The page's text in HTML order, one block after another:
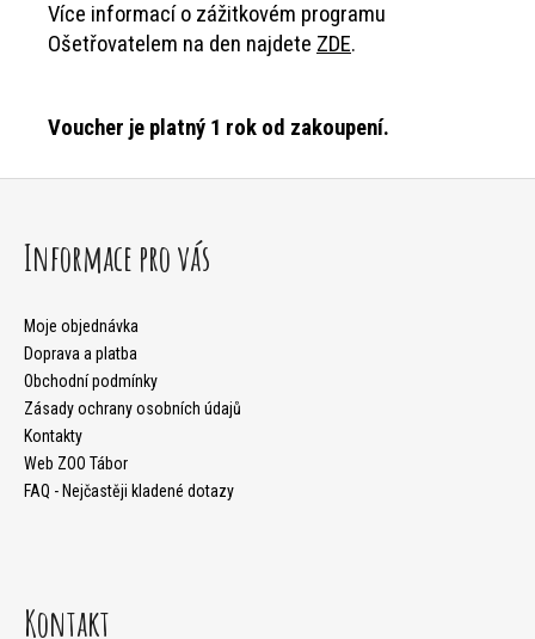
Více informací o zážitkovém programu
Ošetřovatelem na den najdete ZDE.
Voucher je platný 1 rok od zakoupení.
Informace pro vás
Moje objednávka
Doprava a platba
Obchodní podmínky
Zásady ochrany osobních údajů
Kontakty
Web ZOO Tábor
FAQ - Nejčastěji kladené dotazy
Kontakt